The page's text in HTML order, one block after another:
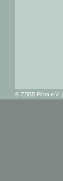
© ZBBB Pirna e.V. |